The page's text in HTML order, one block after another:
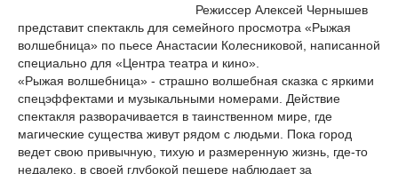
Режиссер Алексей Чернышев
представит спектакль для семейного просмотра «Рыжая
волшебница» по пьесе Анастасии Колесниковой, написанной
специально для «Центра театра и кино».
«Рыжая волшебница» - страшно волшебная сказка с яркими
спецэффектами и музыкальными номерами. Действие
спектакля разворачивается в таинственном мире, где
магические существа живут рядом с людьми. Пока город
ведет свою привычную, тихую и размеренную жизнь, где-то
недалеко, в своей глубокой пещере наблюдает за